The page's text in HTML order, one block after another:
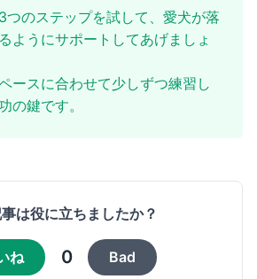
つのステップを試して、愛犬が落
ようにサポートしてあげましょ
ースに合わせて少しずつ練習し
の鍵です。
は役に立ちましたか？
ね 0 Bad